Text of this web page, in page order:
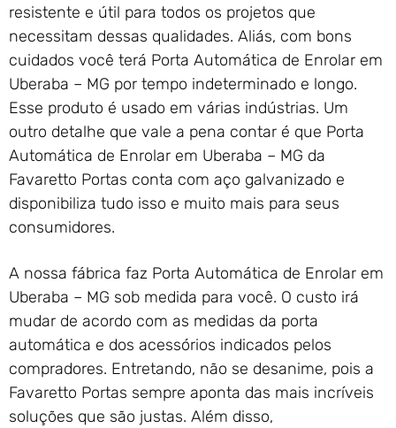
resistente e útil para todos os projetos que
necessitam dessas qualidades. Aliás, com bons
cuidados você terá Porta Automática de Enrolar em
Uberaba – MG por tempo indeterminado e longo.
Esse produto é usado em várias indústrias. Um
outro detalhe que vale a pena contar é que Porta
Automática de Enrolar em Uberaba – MG da
Favaretto Portas conta com aço galvanizado e
disponibiliza tudo isso e muito mais para seus
consumidores.
A nossa fábrica faz Porta Automática de Enrolar em
Uberaba – MG sob medida para você. O custo irá
mudar de acordo com as medidas da porta
automática e dos acessórios indicados pelos
compradores. Entretando, não se desanime, pois a
Favaretto Portas sempre aponta das mais incríveis
soluções que são justas. Além disso,